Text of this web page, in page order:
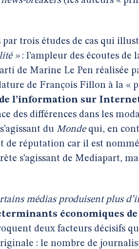
par trois études de cas qui
»: l’ampleur des écoutes de
de Marine Le Pen réalisée
de François Fillon à la «
l’information sur
des différences dans les
du Mondequi, en
de réputation car il est
s’agissant de Mediapart,
médias produisent plus
économiques
deux facteurs décisifs
: le nombre de